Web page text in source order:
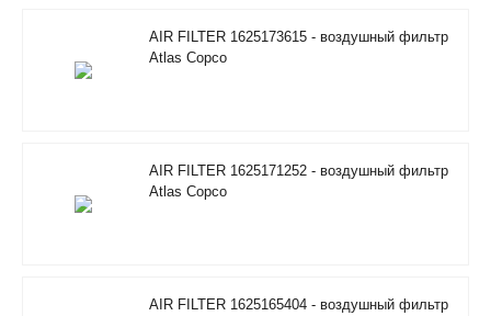
AIR FILTER 1625173615 - воздушный фильтр
Atlas Copco
AIR FILTER 1625171252 - воздушный фильтр
Atlas Copco
AIR FILTER 1625165404 - воздушный фильтр